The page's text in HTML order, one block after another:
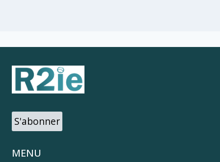
S'abonner
MENU